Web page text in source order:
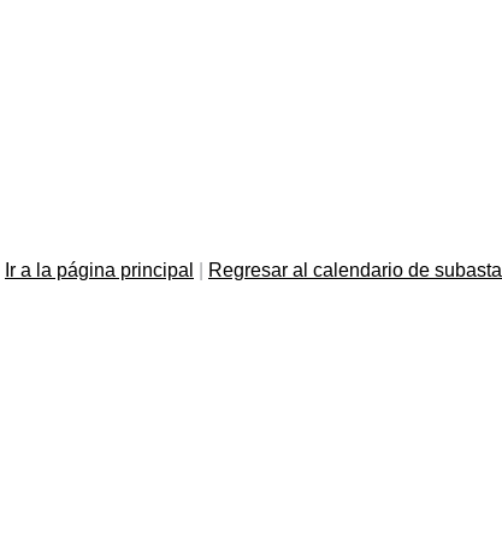
Ir a la página principal Regresar al calendario de